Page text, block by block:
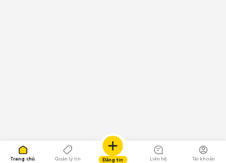
Trang chủ Quản lý tin Đăng tin Liên hệ Tài khoản